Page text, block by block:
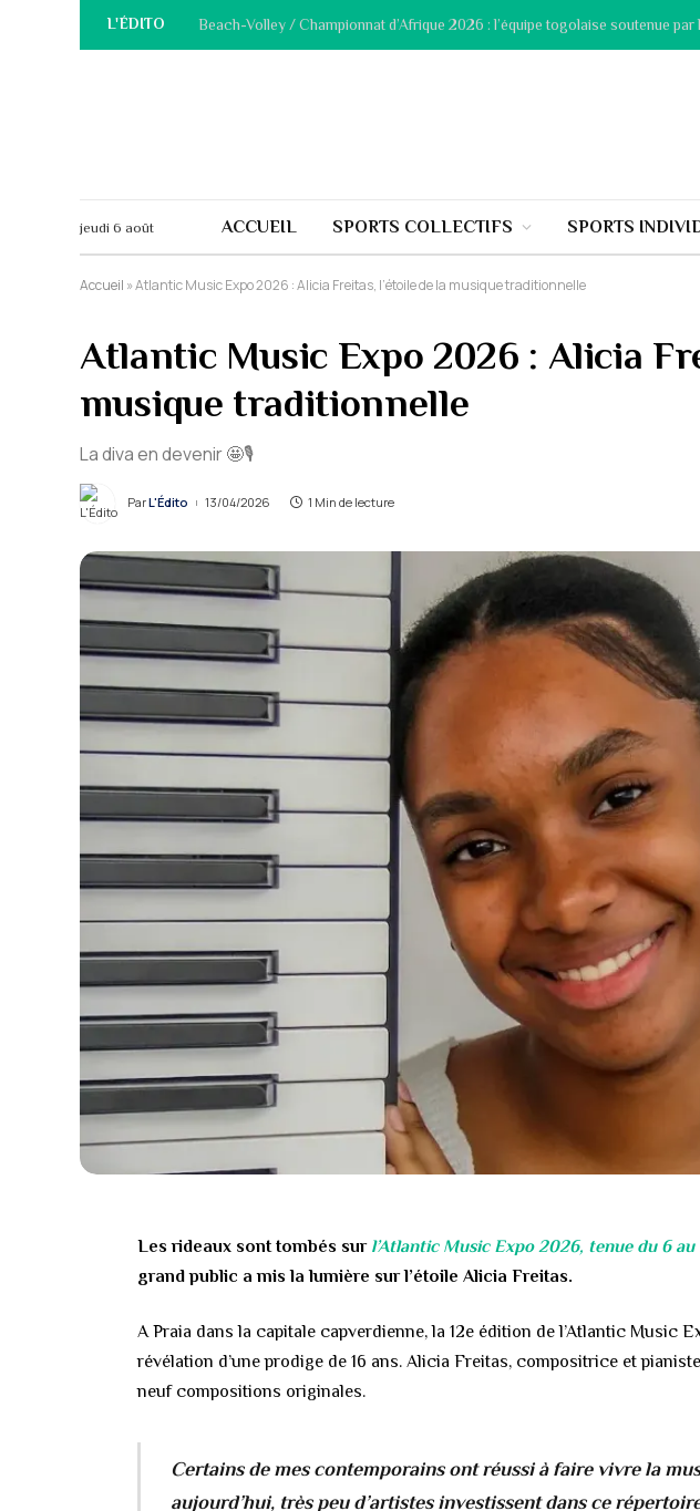
L'ÉDITO
jeudi 6 août ACCUEIL SPORTS COLLECTIFS SPORTS
Accueil »Atlantic Music Expo 2026 : Alicia Freitas, l’étoile de la musique traditionnelle
Atlantic Music Expo 2026 : Alicia
musique traditionnelle
La diva en devenir 🤩🎙️
ParL'Édito 13/04/2026 1 Min de lecture
Les rideaux sont tombés sur l’Atlantic Music Expo 2026, tenue du 6
grand public a mis la lumière sur l’étoile Alicia Freitas.
A Praia dans la capitale capverdienne, la 12e édition de l’Atlantic Music
révélation d’une prodige de 16 ans. Alicia Freitas, compositrice et
neuf compositions originales.
Certains de mes contemporains ont réussi à faire vivre la
aujourd’hui, très peu d’artistes investissent dans ce